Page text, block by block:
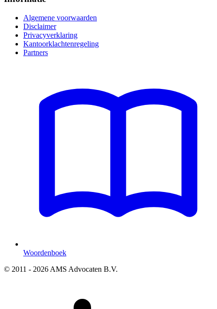
Algemene voorwaarden
Disclaimer
Privacyverklaring
Kantoorklachtenregeling
Partners
Woordenboek
© 2011 - 2026 AMS Advocaten B.V.